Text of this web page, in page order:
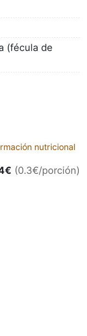
(fécula de
nutricional
€ (0.3€/porción)